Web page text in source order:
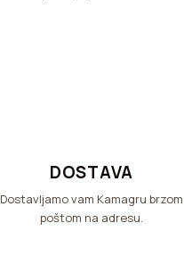
DOSTAVA
Dostavljamo vam Kamagru brzom
poštom na adresu.